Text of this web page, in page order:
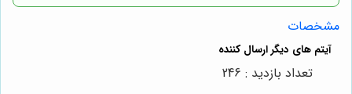
مشخصات
تعداد بازدید : 246